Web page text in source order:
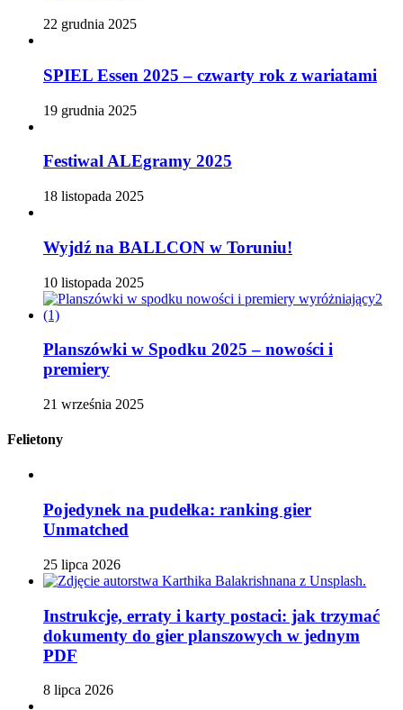
22 grudnia 2025
SPIEL Essen 2025 – czwarty rok z wariatami
19 grudnia 2025
Festiwal ALEgramy 2025
18 listopada 2025
Wyjdź na BALLCON w Toruniu!
10 listopada 2025
Planszówki w Spodku 2025 – nowości i
premiery
21 września 2025
Felietony
Pojedynek na pudełka: ranking gier
Unmatched
25 lipca 2026
Instrukcje, erraty i karty postaci: jak trzymać
dokumenty do gier planszowych w jednym
PDF
8 lipca 2026